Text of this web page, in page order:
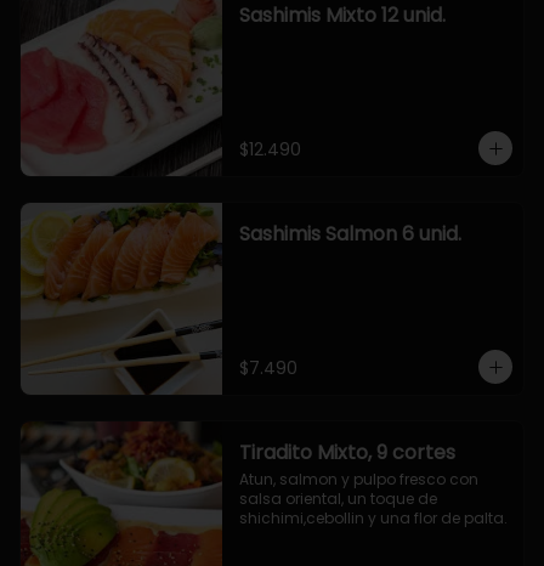
Sashimis Mixto 12 unid.
$12.490
Sashimis Salmon 6 unid.
$7.490
Tiradito Mixto, 9 cortes
Atun, salmon y pulpo fresco con
salsa oriental, un toque de
shichimi,cebollin y una flor de palta.